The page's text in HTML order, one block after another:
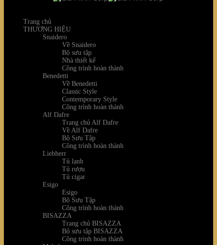
Trang chủ
THƯƠNG HIỆU
Snaidero
Về Snaidero
Bộ sưu tập
Nhà thiết kế
Công trình hoàn thành
Benedetti
Về Benedetti
Classic Style
Contemporary Style
Công trình hoàn thành
Alf Dafre
Trang chủ Alf Dafre
Về Alf Dafre
Bộ Sưu Tập
Công trình hoàn thành
Liebherr
Tủ lạnh
Tủ rượu
Tủ cigar
Esigo
Esigo
Bộ Sưu Tập
Công trình hoàn thành
BISAZZA
Trang chủ BISAZZA
Bộ sưu tập BISAZZA
Công trình hoàn thành